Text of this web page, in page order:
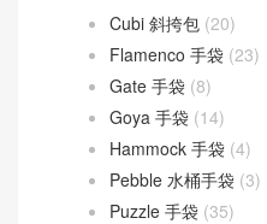
By The Way (23)
Fendigraphy (18)
Peekaboo (107)
Sunshine(10)
Goyard(523)
Gucci (270)
LOEWE(349)